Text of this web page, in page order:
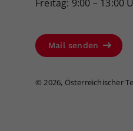
Freitag: 9:00 – 13:00
Mail senden
© 2026, Österreichischer